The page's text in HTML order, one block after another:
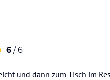
6 / 6
und dann zum Tisch im